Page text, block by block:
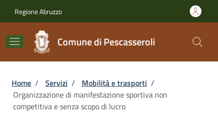
Regione Abruzzo
Comune di Pescasseroli
Briciole di pane
Home / Servizi / Mobilità e trasporti /
Organizzazione di manifestazione sportiva non
competitiva e senza scopo di lucro